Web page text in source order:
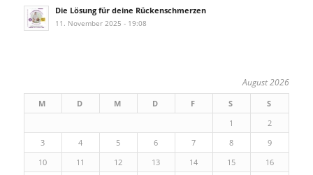
Die Lösung für deine Rückenschmerzen
11. November 2025 - 19:08
August 2026
M D M D F S
S
1
2
3
4 5 6 7 8
9
10
11 12 13 14 15
16